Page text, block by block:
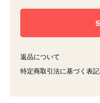
返品について
特定商取引法に基づく表記